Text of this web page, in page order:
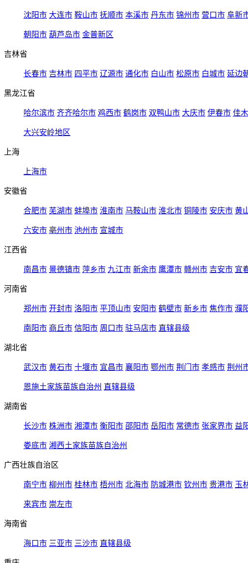
沈阳市 大连市 鞍山市 抚顺市 本溪市 丹东市 锦州市 营口市 阜新
朝阳市 葫芦岛市 金普新区
吉林省
长春市 吉林市 四平市 辽源市 通化市 白山市 松原市 白城市 延边
黑龙江省
哈尔滨市 齐齐哈尔市 鸡西市 鹤岗市 双鸭山市 大庆市 伊春市 佳
大兴安岭地区
上海
上海市
安徽省
合肥市 芜湖市 蚌埠市 淮南市 马鞍山市 淮北市 铜陵市 安庆市 黄
六安市 亳州市 池州市 宣城市
江西省
南昌市 景德镇市 萍乡市 九江市 新余市 鹰潭市 赣州市 吉安市 宜
河南省
郑州市 开封市 洛阳市 平顶山市 安阳市 鹤壁市 新乡市 焦作市 濮
南阳市 商丘市 信阳市 周口市 驻马店市 直辖县级
湖北省
武汉市 黄石市 十堰市 宜昌市 襄阳市 鄂州市 荆门市 孝感市 荆州
恩施土家族苗族自治州 直辖县级
湖南省
长沙市 株洲市 湘潭市 衡阳市 邵阳市 岳阳市 常德市 张家界市 益
娄底市 湘西土家族苗族自治州
广西壮族自治区
南宁市 柳州市 桂林市 梧州市 北海市 防城港市 钦州市 贵港市 玉
来宾市 崇左市
海南省
海口市 三亚市 三沙市 直辖县级